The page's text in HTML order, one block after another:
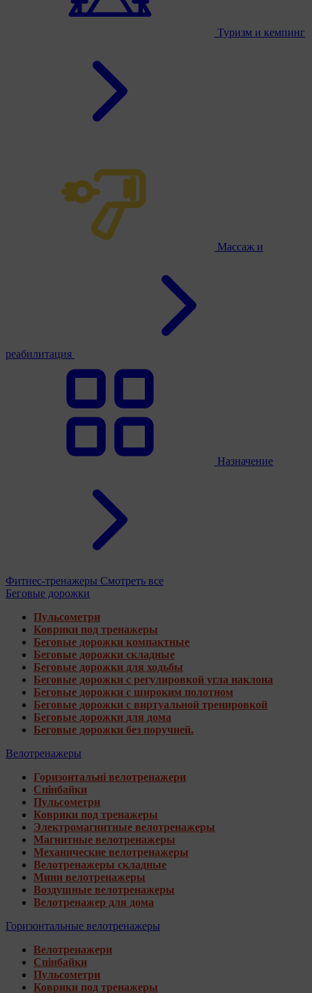
Туризм и кемпинг
Массаж и
реабилитация
Назначение
Фитнес-тренажеры Смотреть все
Беговые дорожки
Пульсометри
Коврики под тренажеры
Беговые дорожки компактные
Беговые дорожки складные
Беговые дорожки для ходьбы
Беговые дорожки с регулировкой угла наклона
Беговые дорожки с широким полотном
Беговые дорожки с виртуальной тренировкой
Беговые дорожки для дома
Беговые дорожки без поручней.
Велотренажеры
Горизонтальні велотренажери
Спінбайки
Пульсометри
Коврики под тренажеры
Электромагнитные велотренажеры
Магнитные велотренажеры
Механические велотренажеры
Велотренажеры складные
Мини велотренажеры
Воздушные велотренажеры
Велотренажер для дома
Горизонтальные велотренажеры
Велотренажери
Спінбайки
Пульсометри
Коврики под тренажеры